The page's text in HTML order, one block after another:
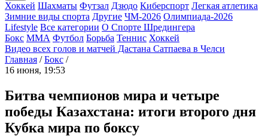
Хоккей Шахматы Футзал Дзюдо Киберспорт Легкая атлетика
Зимние виды спорта Другие ЧМ-2026 Олимпиада-2026
Lifestyle Все категории О Спорте Шредингера
Бокс ММА Футбол Борьба Теннис Хоккей
Видео всех голов и матчей Дастана Сатпаева в Челси
Главная / Бокс /
16 июня, 19:53
Битва чемпионов мира и четыре
победы Казахстана: итоги второго дня
Кубка мира по боксу